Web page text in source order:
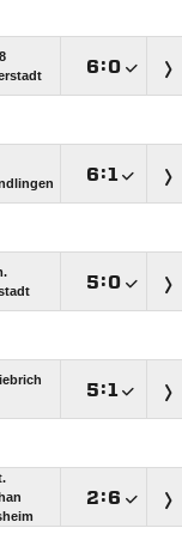
:
:
:
:
: